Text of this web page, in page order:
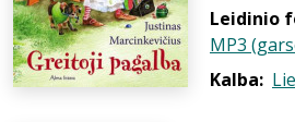
Leidinio
MP3
Kalba: